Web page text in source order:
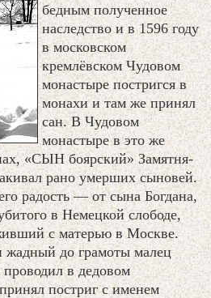
бедным полученное
наследство и в 1596 году
в московском
кремлёвском Чудовом
монастыре постригся в
монахи и там же принял
сан. В Чудовом
монастыре в это же
«СЫН боярский» Замятня-
рано умерших сыновей.
радость — от сына Богдана,
в Немецкой слободе,
с матерью в Москве.
жадный до грамоты малец
в дедовом
постриг с именем